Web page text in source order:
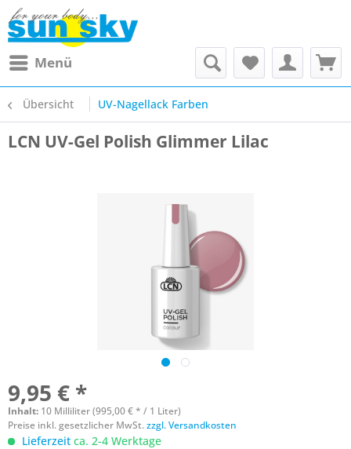
Menü
Übersicht UV-Nagellack Farben
LCN UV-Gel Polish Glimmer Lilac
9,95 € *
Inhalt: 10 Milliliter (995,00 € * / 1 Liter)
Preise inkl. gesetzlicher MwSt.zzgl. Versandkosten
Lieferzeit ca. 2-4 Werktage